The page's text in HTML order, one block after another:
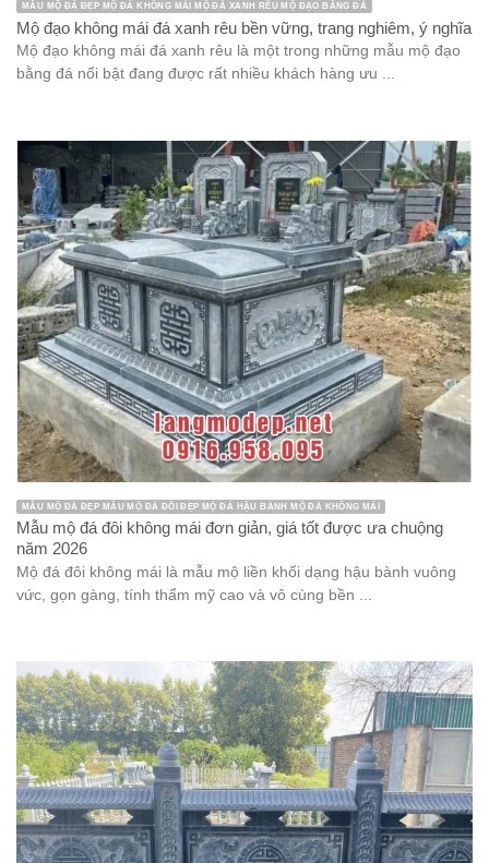
MẪU MỘ ĐÁ ĐẸP MỘ ĐÁ KHÔNG MÁI MỘ ĐÁ XANH RÊU MỘ ĐẠO BẰNG ĐÁ
Mộ đạo không mái đá xanh rêu bền vững, trang nghiêm, ý nghĩa
Mộ đạo không mái đá xanh rêu là một trong những mẫu mộ đạo
bằng đá nổi bật đang được rất nhiều khách hàng ưu ...
MẪU MỘ ĐÁ ĐẸP MẪU MỘ ĐÁ ĐÔI ĐẸP MỘ ĐÁ HẬU BÀNH MỘ ĐÁ KHÔNG MÁI
Mẫu mộ đá đôi không mái đơn giản, giá tốt được ưa chuộng
năm 2026
Mộ đá đôi không mái là mẫu mộ liền khối dạng hậu bành vuông
vức, gọn gàng, tính thẩm mỹ cao và vô cùng bền ...